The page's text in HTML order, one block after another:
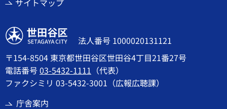
サイトマップ
世田谷区
法人番号 1000020131121
〒154-8504 東京都世田谷区世田谷4丁目21番27号
電話番号03-5432-1111 （代表）
ファクシミリ 03-5432-3001（広報広聴課）
庁舎案内